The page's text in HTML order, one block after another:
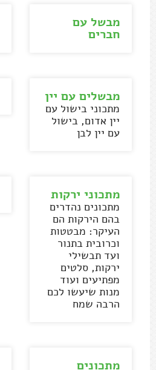
מבשל עם
חברים
מבשלים עם יין
מתכוני בישול עם
יין אדום, בישול
עם יין לבן
מתכוני ירקות
מתכונים נהדרים
בהם הירקות הם
העיקר: מבטטות
וכרובית בתנור
ועד תבשילי
ירקות, סלטים
מפתיעים ועוד
מנות שיעשו לכם
הרבה שמח
מתכונים